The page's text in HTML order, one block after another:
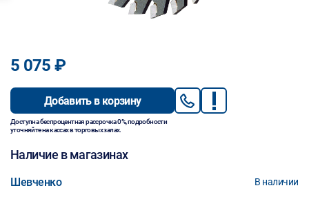
5 075 ₽
Добавить в корзину
Доступна беспроцентная рассрочка 0%, подробности
уточняйте на кассах в торговых залах.
Наличие в магазинах
Шевченко В наличии